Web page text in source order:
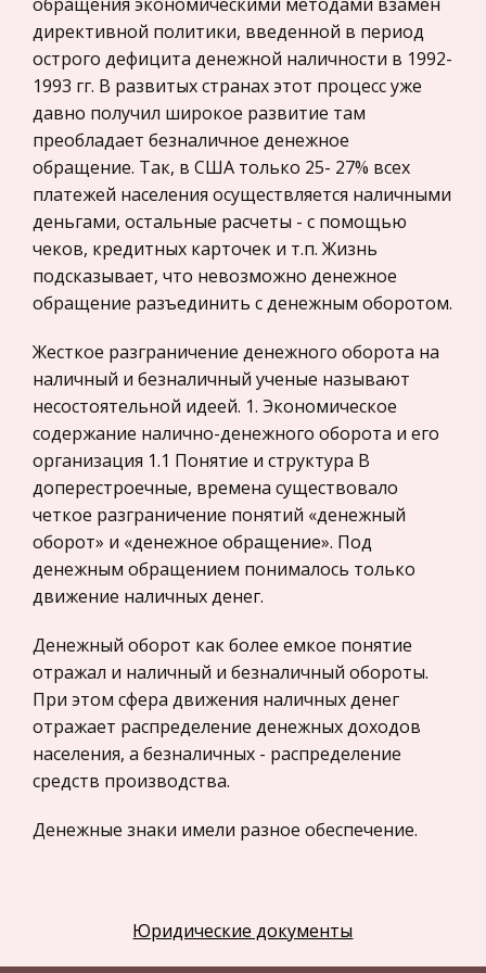
Гражданское процессуальное право
Законодательство и право
Прокурорский надзор
Геология
Административное право
Историческая личность
Банковское дело и кредитование
Архитектура
Искусство
Конституционное (государственное) право
России
Экономико-математическое
моделирование
Право
Компьютеры и периферийные устройства
Астрономия
Программное обеспечение
Уголовное и уголовно-исполнительное
Налоговое право
Техника
Компьютеры, Программирование
История экономических учений
Физкультура и Спорт
Академии Наук СССР. Орлов пр
Законы Ману
Обычное право и устные традиции уже не могли
удовлетворять потребности государства.
Возникли дхармасутры - основанные на
'священном откровении' (на Веде) сборники
фиксированных письменных правовых но
Механизм ценообразования. Расчёт основных
экономических показателей деятельности
предприятия
Экономика делится на макроэкономику и
микроэкономику. Макроэкономика изучает
экономическое состояние страны в целом. Здесь
анализируются и исследуются такие процессы
как: формирование государственног
директивной политики, введенной в период
острого дефицита денежной наличности в 1992-
1993 гг. В развитых странах этот процесс уже
давно получил широкое развитие там
преобладает безналичное денежное
обращение. Так, в США только 25- 27% всех
платежей населения осуществляется наличными
деньгами, остальные расчеты - с помощью
чеков, кредитных карточек и т.п. Жизнь
подсказывает, что невозможно денежное
обращение разъединить с денежным оборотом.
Жесткое разграничение денежного оборота на
наличный и безналичный ученые называют
несостоятельной идеей. 1. Экономическое
содержание налично-денежного оборота и его
организация 1.1 Понятие и структура В
доперестроечные, времена существовало
четкое разграничение понятий «денежный
оборот» и «денежное обращение». Под
денежным обращением понималось только
движение наличных денег.
Денежный оборот как более емкое понятие
отражал и наличный и безналичный обороты.
При этом сфера движения наличных денег
отражает распределение денежных доходов
населения, а безналичных - распределение
средств производства.
Денежные знаки имели разное обеспечение.
совокупностью средств производства,
Юридические документы